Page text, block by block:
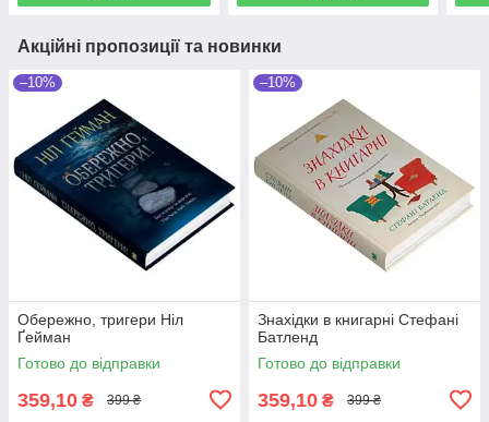
Акційні пропозиції та новинки
–10%
Обережно, тригери Ніл
Ґейман
Готово до відправки
359,10 ₴ 399 ₴
–10%
Знахідки в книгарні Стефані
Батленд
Готово до відправки
359,10 ₴ 399 ₴